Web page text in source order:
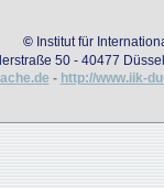
© Institut für
50 - 40477
- http://www.iik-